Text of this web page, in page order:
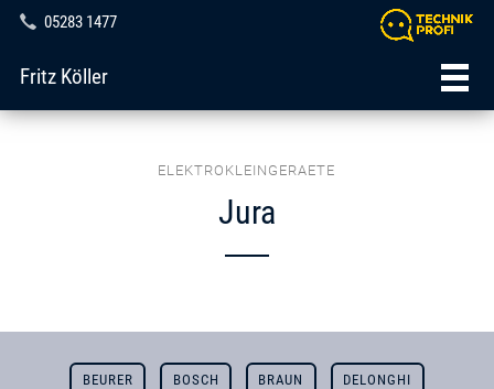
05283 1477
Fritz Köller
ELEKTROKLEINGERAETE
Jura
BEURER BOSCH BRAUN DELONGHI